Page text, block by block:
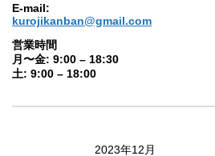
E-mail:
kurojikanban@gmail.com
営業時間
月〜金: 9:00 – 18:30
土: 9:00 – 18:00
2023年12月